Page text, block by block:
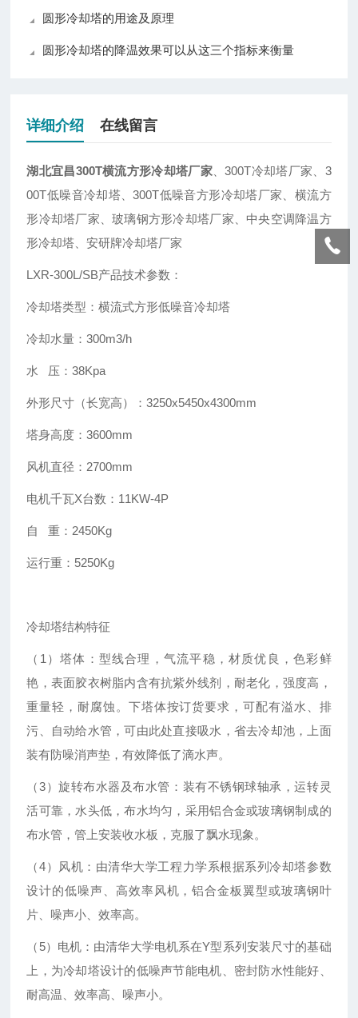
圆形冷却塔的用途及原理
圆形冷却塔的降温效果可以从这三个指标来衡量
详细介绍 在线留言
湖北宜昌300T横流方形冷却塔厂家、300T冷却塔厂家、3
00T低噪音冷却塔、300T低噪音方形冷却塔厂家、横流方
形冷却塔厂家、玻璃钢方形冷却塔厂家、中央空调降温方
形冷却塔、安研牌冷却塔厂家
LXR-300L/SB产品技术参数：
冷却塔类型：横流式方形低噪音冷却塔
冷却水量：300m3/h
水 压：38Kpa
外形尺寸（长宽高）：3250x5450x4300mm
塔身高度：3600mm
风机直径：2700mm
电机千瓦X台数：11KW-4P
自 重：2450Kg
运行重：5250Kg
冷却塔结构特征
（1）塔体：型线合理，气流平稳，材质优良，色彩鲜
艳，表面胶衣树脂内含有抗紫外线剂，耐老化，强度高，
重量轻，耐腐蚀。下塔体按订货要求，可配有溢水、排
污、自动给水管，可由此处直接吸水，省去冷却池，上面
装有防噪消声垫，有效降低了滴水声。
（3）旋转布水器及布水管：装有不锈钢球轴承，运转灵
活可靠，水头低，布水均匀，采用铝合金或玻璃钢制成的
布水管，管上安装收水板，克服了飘水现象。
（4）风机：由清华大学工程力学系根据系列冷却塔参数
设计的低噪声、高效率风机，铝合金板翼型或玻璃钢叶
片、噪声小、效率高。
（5）电机：由清华大学电机系在Y型系列安装尺寸的基础
上，为冷却塔设计的低噪声节能电机、密封防水性能好、
耐高温、效率高、噪声小。